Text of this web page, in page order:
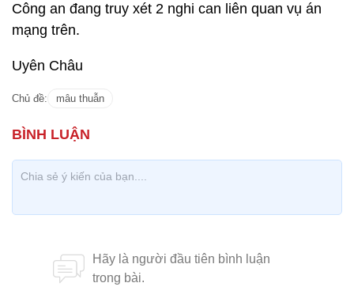
Công an đang truy xét 2 nghi can liên quan vụ án
mạng trên.
Uyên Châu
Chủ đề: mâu thuẫn